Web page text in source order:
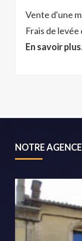
Vente d'une
Frais de
En savoir
NOTRE AGENCE